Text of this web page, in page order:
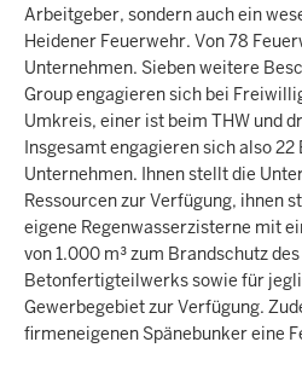
Arbeitgeber, sondern auch ein
Heidener Feuerwehr. Von 78
Unternehmen. Sieben weitere
Group engagieren sich bei
Umkreis, einer ist beim THW und
Insgesamt engagieren sich also
Unternehmen. Ihnen stellt die
Ressourcen zur Verfügung, ihnen
eigene Regenwasserzisterne mit
von 1.000 m³ zum Brandschutz
Betonfertigteilwerks sowie für
Gewerbegebiet zur Verfügung.
firmeneigenen Spänebunker eine